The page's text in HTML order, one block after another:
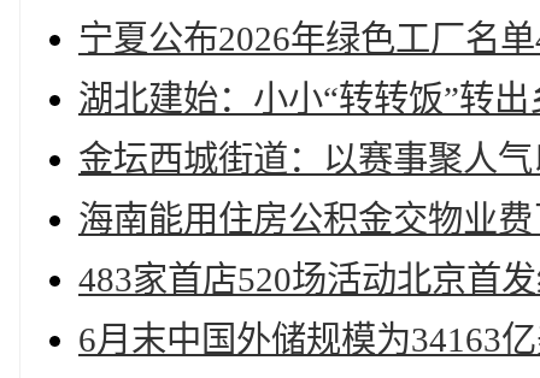
宁夏公布2026年绿色工厂名
湖北建始：小小“转转饭”转
金坛西城街道：以赛事聚人
海南能用住房公积金交物业
483家首店520场活动北京首
6月末中国外储规模为34163